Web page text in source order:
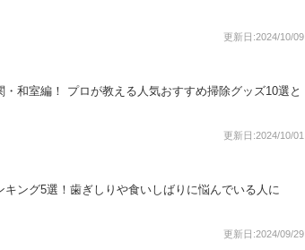
更新日:2024/10/09
・和室編！ プロが教える人気おすすめ掃除グッズ10選と
更新日:2024/10/01
ング5選！歯ぎしりや食いしばりに悩んでいる人に
更新日:2024/09/29